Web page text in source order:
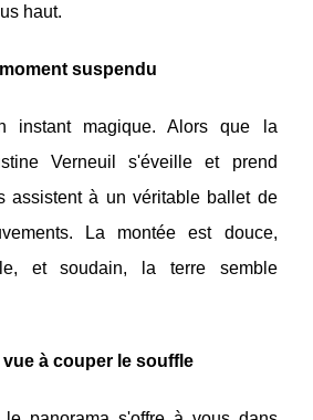
haut.
suspendu
instant magique. Alors que la
Verneuil s'éveille et prend
assistent à un véritable ballet de
La montée est douce,
et soudain, la terre semble
à couper le souffle